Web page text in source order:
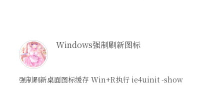
Windows强制刷新图标
强制刷新桌面图标缓存 Win+R执行 ie4uinit -show